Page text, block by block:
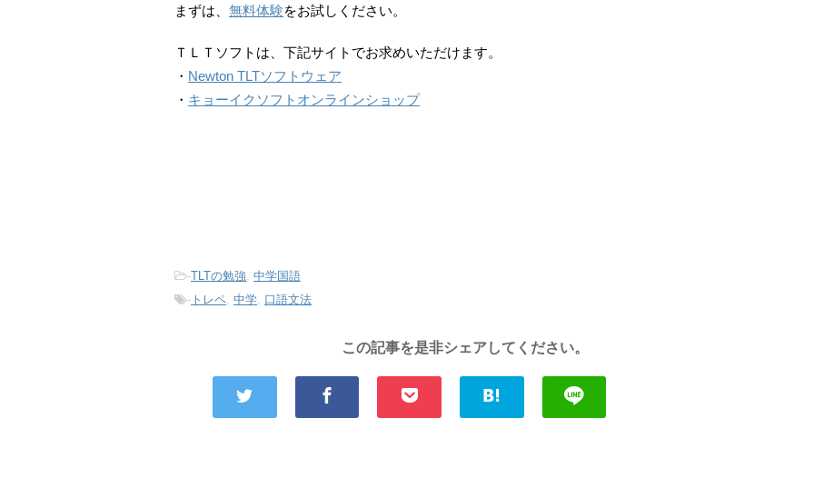
まずは、 無料体験をお試しください。
ＴＬＴソフトは、下記サイトでお求めいただけます。
・ Newton TLTソフトウェア
・ キョーイクソフトオンラインショップ
-TLTの勉強, 中学国語
- トレペ, 中学, 口語文法
この記事を是非シェアしてください。